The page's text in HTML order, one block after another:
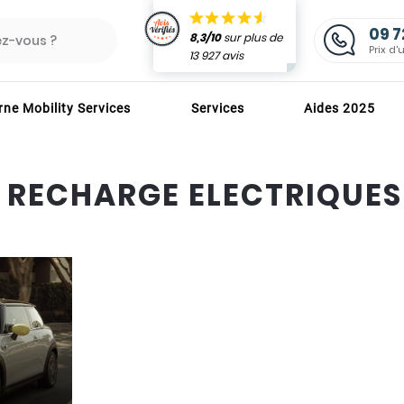
vous ? 8,3/10sur plus de
13 927 avis
09
Prix
LES BORNES
Mobility Services Services
QUALITÉS ET AIDES
Aides 2025